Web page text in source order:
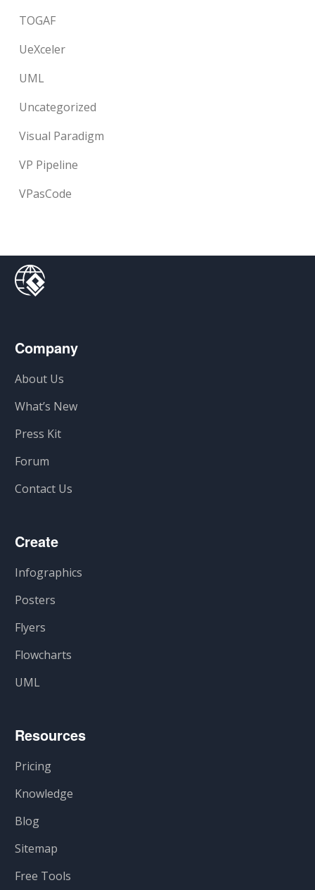
TOGAF
UeXceler
UML
Uncategorized
Visual Paradigm
VP Pipeline
VPasCode
Company
About Us
What’s New
Press Kit
Forum
Contact Us
Create
Infographics
Posters
Flyers
Flowcharts
UML
Resources
Pricing
Knowledge
Blog
Sitemap
Free Tools